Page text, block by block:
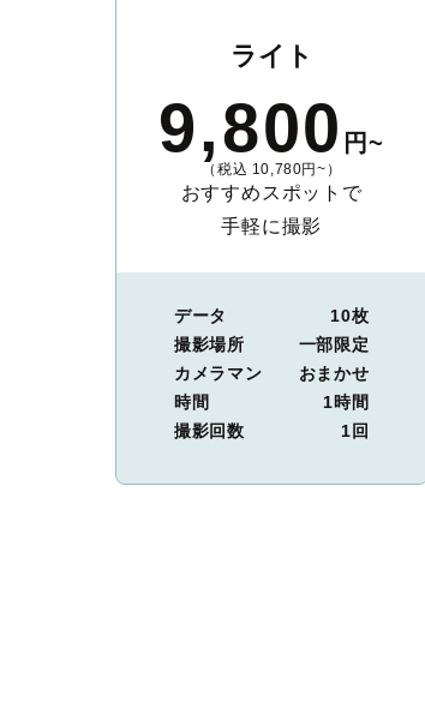
ライト
9,800 円~
（税込 10,780円~）
おすすめスポットで
手軽に撮影
データ
10枚
撮影場所
一部限定
カメラマン
おまかせ
時間
1時間
撮影回数
1回